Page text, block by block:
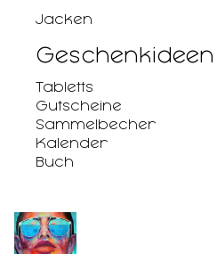
Jacken
Geschenkideen
Tabletts
Gutscheine
Sammelbecher
Kalender
Buch